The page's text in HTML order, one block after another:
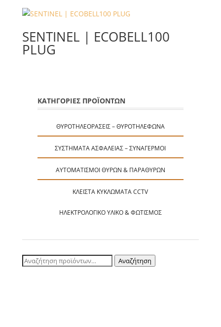
SENTINEL | ECOBELL100
PLUG
ΚΑΤΗΓΟΡΙΕΣ ΠΡΟΪΟΝΤΩΝ
ΘΥΡΟΤΗΛΕΟΡΆΣΕΙΣ – ΘΥΡΟΤΗΛΈΦΩΝΑ
ΣΥΣΤΉΜΑΤΑ ΑΣΦΑΛΕΊΑΣ – ΣΥΝΑΓΕΡΜΟΊ
ΑΥΤΟΜΑΤΙΣΜΟΊ ΘΥΡΏΝ & ΠΑΡΑΘΎΡΩΝ
ΚΛΕΙΣΤΆ ΚΥΚΛΏΜΑΤΑ CCTV
ΗΛΕΚΤΡΟΛΟΓΙΚΌ ΥΛΙΚΌ & ΦΩΤΙΣΜΌΣ
Αναζήτηση
Αναζήτηση